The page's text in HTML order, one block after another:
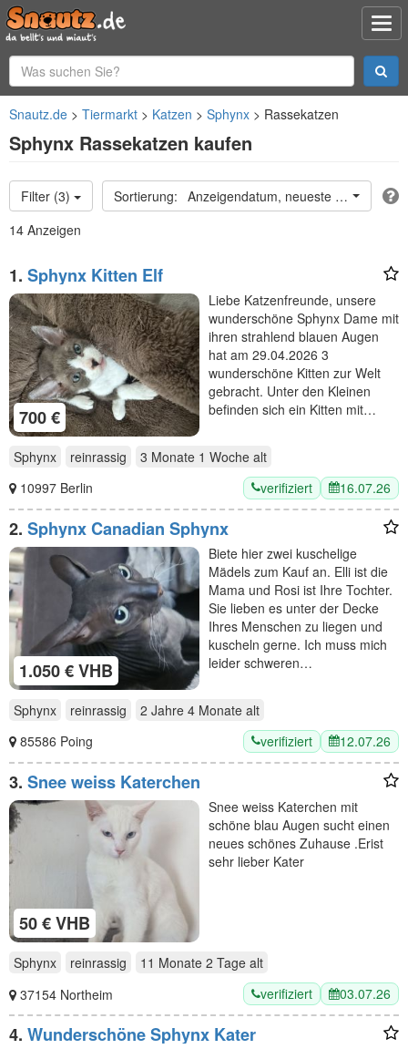
Snautz.de Tiermarkt Katzen Sphynx Rassekatzen
Sphynx Rassekatzen kaufen
Filter (3)
Anzeigendatum, neueste oben
14 Anzeigen
1. Sphynx Kitten Elf
700 €
Liebe Katzenfreunde, unsere
wunderschöne Sphynx Dame mit
ihren strahlend blauen Augen
hat am 29.04.2026 3
wunderschöne Kitten zur Welt
gebracht. Unter den Kleinen
befinden sich ein Kitten mit…
Sphynx reinrassig 3 Monate 1 Woche alt
10997 Berlin
verifiziert 16.07.26
2. Sphynx Canadian Sphynx
1.050 € VHB
Biete hier zwei kuschelige
Mädels zum Kauf an. Elli ist die
Mama und Rosi ist Ihre Tochter.
Sie lieben es unter der Decke
Ihres Menschen zu liegen und
kuscheln gerne. Ich muss mich
leider schweren…
Sphynx reinrassig 2 Jahre 4 Monate alt
85586 Poing
verifiziert 12.07.26
3. Snee weiss Katerchen
50 € VHB
Snee weiss Katerchen mit
schöne blau Augen sucht einen
neues schönes Zuhause .Erist
sehr lieber Kater
Sphynx reinrassig 11 Monate 2 Tage alt
37154 Northeim
verifiziert 03.07.26
4. Wunderschöne Sphynx Kater